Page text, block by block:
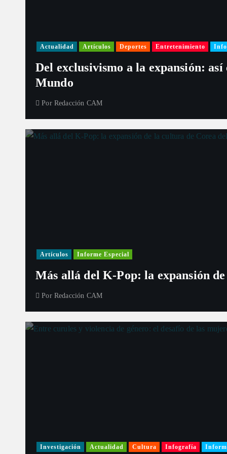
Actualidad Artículos Deportes Entretenimiento
Del exclusivismo a la expansión:
Mundo
Por Redacción CAM
Artículos Informe Especial
Más allá del K-Pop: la expansión
Por Redacción CAM
Investigación Actualidad Cultura Infografía